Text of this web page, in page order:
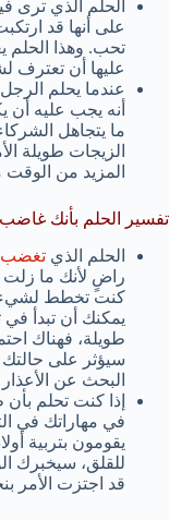
الحلم الذي ترى
على أنها قد
تحب. وهذا الحلم
عليها أن تعترف
عندما يحلم
أنه يجب عليه أن
ما يتجاهل
الزيجات طويلة
المزيد من الوقت
تفسير الحلم بأنك
الحلم الذي تغضب
راضٍ لأنك ما
كنت تخطط لشيء
يمكنك أن تبدأ في
طويلة، فهناك
سيؤثر على
البحث عن
إذا كنت تحلم
في مهاراتك في
يقومون بتربية
للقلق، سيخبرك
قد اجتزت الأمر